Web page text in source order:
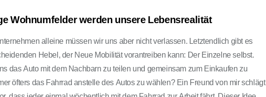
Wohnumfelder werden unsere Lebensrealität
alleine müssen wir uns aber nicht verlassen. Letztendlich gibt es
Hebel, der Neue Mobilität vorantreiben kann: Der Einzelne selbst.
das Auto mit dem Nachbarn zu teilen und gemeinsam zum Einkaufen zu
öfters das Fahrrad anstelle des Autos zu wählen? Ein Freund von mir schlägt